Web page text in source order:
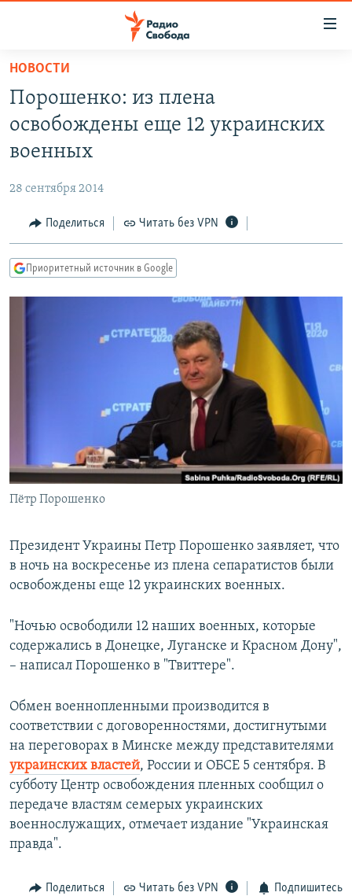
упрощенного
доступа
Вернуться
основному
Вернутся
Вернутся
поиску
ПОДКАСТЫ
МНЕНИЯ
КУЛЬТУРА
КАВКАЗ.РЕАЛИИ
СЕВЕР.РЕАЛИИ
СИБИРЬ.РЕАЛИИ
ПОДПИШИТЕСЬ НА РАССЫЛКУ
Все сайты РСЕ/РС
НОВОСТИ
Порошенко: из плена
освобождены еще 12 украинских
военных
28 сентября 2014
Поделиться Читать без VPN
Приоритетный источник в Google
Пётр Порошенко
Президент Украины Петр Порошенко заявляет, что
в ночь на воскресенье из плена сепаратистов были
освобождены еще 12 украинских военных.
"Ночью освободили 12 наших военных, которые
содержались в Донецке, Луганске и Красном Дону",
– написал Порошенко в "Твиттере".
Обмен военнопленными производится в
соответствии с договоренностями, достигнутыми
на переговорах в Минске между представителями
украинских властей, России и ОБСЕ 5 сентября. В
субботу Центр освобождения пленных сообщил о
передаче властям семерых украинских
военнослужащих, отмечает издание "Украинская
правда".
Поделиться Читать без VPN Подпишитесь